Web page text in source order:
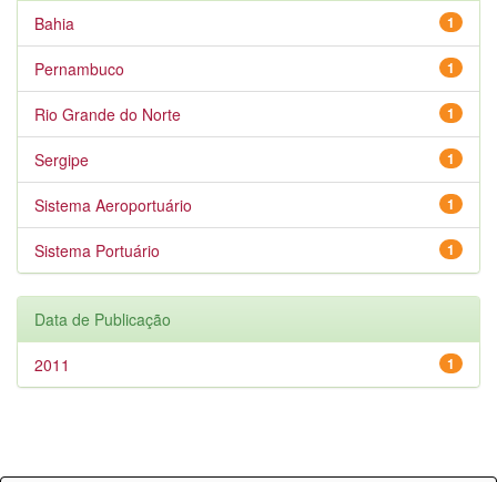
1
Bahia
1
Pernambuco
1
Rio Grande do Norte
1
Sergipe
1
Sistema Aeroportuário
1
Sistema Portuário
Data de Publicação
1
2011